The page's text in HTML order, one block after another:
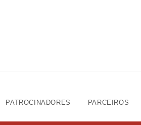
PATROCINADORES PARCEIROS